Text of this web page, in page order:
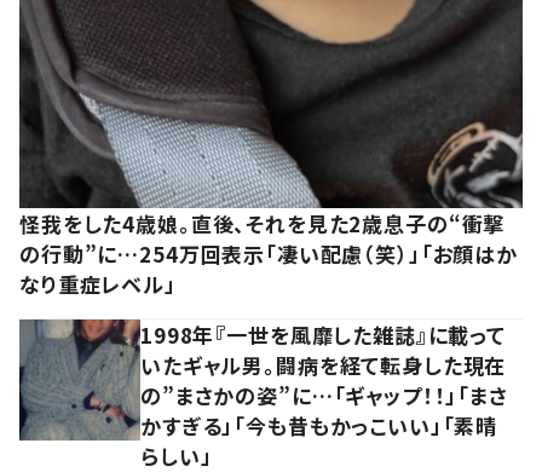
怪我をした4歳娘。直後、それを見た2歳息子の“衝撃
の行動”に…254万回表示「凄い配慮（笑）」「お顔はか
なり重症レベル」
1998年『一世を風靡した雑誌』に載って
いたギャル男。闘病を経て転身した現在
の”まさかの姿”に…「ギャップ！！」「まさ
かすぎる」「今も昔もかっこいい」「素晴
らしい」